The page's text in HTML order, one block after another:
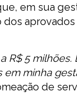
em sua
R$ 5
em minha
de